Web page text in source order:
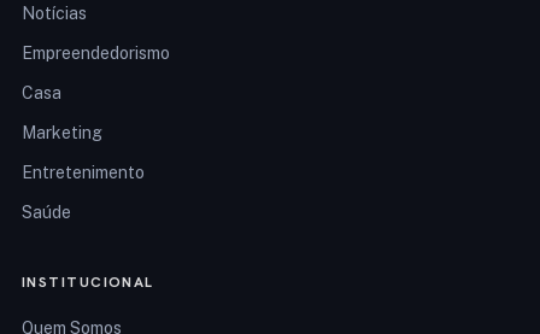
Notícias
Empreendedorismo
Casa
Marketing
Entretenimento
Saúde
INSTITUCIONAL
Quem Somos